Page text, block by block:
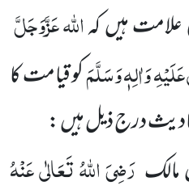
ہیں کہاللہعَزَّوَجَلَّ
وَاٰلِہٖ وَسَلَّمَکو قیامت کا
درج ذیل ہیں :
رَضِیَ اللہُ تَعَالٰی عَنْہُ